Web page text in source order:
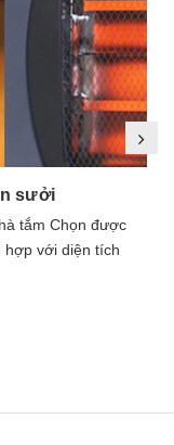
sưởi
tắm Chọn được
hợp với diện tích